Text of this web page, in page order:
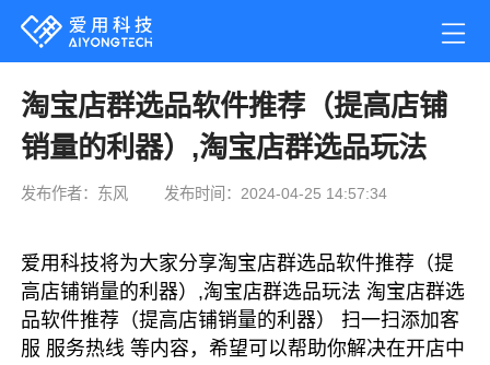
淘宝店群选品软件推荐（提高店铺
销量的利器）,淘宝店群选品玩法
发布作者：东风 发布时间：2024-04-25 14:57:34
爱用科技将为大家分享淘宝店群选品软件推荐（提
高店铺销量的利器）,淘宝店群选品玩法 淘宝店群选
品软件推荐（提高店铺销量的利器） 扫一扫添加客
服 服务热线 等内容，希望可以帮助你解决在开店中